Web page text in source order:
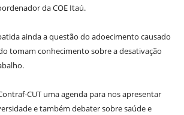
da COE Itaú.
ainda a questão do adoecimento causado
tomam conhecimento sobre a desativação
CUT uma agenda para nos apresentar
e também debater sobre saúde e